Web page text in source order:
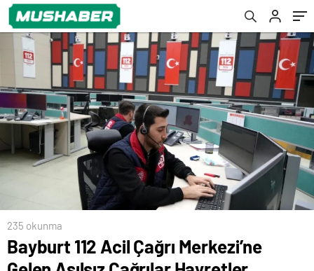
Bırakıyor
235 okunma
Bayburt 112 Acil Çağrı Merkezi’ne
için yeni otoparklar açtı